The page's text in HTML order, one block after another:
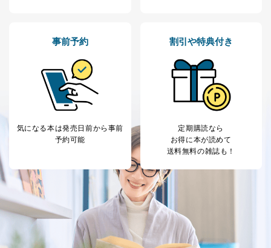
事前予約
気になる本は発売日前から事前
予約可能
割引や特典付き
定期購読なら
お得に本が読めて
送料無料の雑誌も！